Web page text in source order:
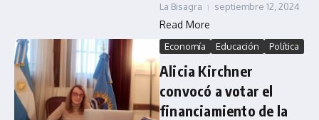
La Bisagra septiembre 12, 2024
Read More
Economía Educación Política
Alicia Kirchner
convocó a votar el
financiamiento de la